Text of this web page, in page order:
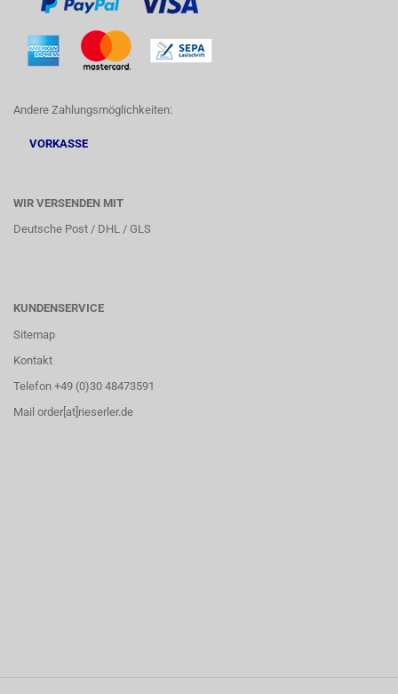
Andere Zahlungsmöglichkeiten:
VORKASSE
WIR VERSENDEN MIT
Deutsche Post / DHL / GLS
KUNDENSERVICE
Sitemap
Kontakt
Telefon +49 (0)30 48473591
Mail order[at]rieserler.de